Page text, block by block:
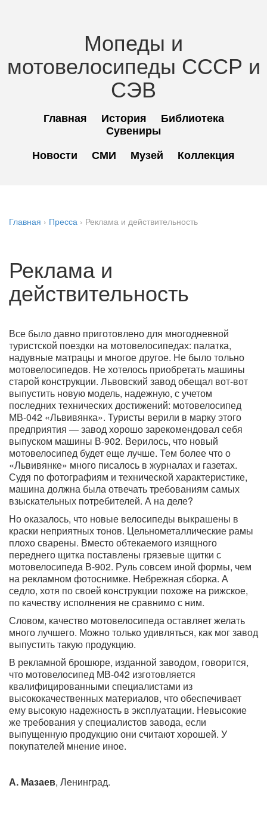
Мопеды и
мотовелосипеды СССР и
СЭВ
Главная История
Библиотека
Сувениры
Новости
СМИ Музей Коллекция
Главная › Пресса › Реклама и действительность
Реклама и
действительность
Все было давно приготовлено для многодневной
туристской поездки на мотовелосипедах: палатка,
надувные матрацы и многое другое. Не было тольно
мотовелосипедов. Не хотелось приобретать машины
старой конструкции. Львовский завод обещал вот-вот
выпустить новую модель, надежную, с учетом
последних технических достижений: мотовелосипед
МВ-042 «Львивянка». Туристы верили в марку этого
предприятия — завод хорошо зарекомендовал себя
выпуском машины В-902. Верилось, что новый
мотовелосипед будет еще лучше. Тем более что о
«Львивянке» много писалось в журналах и газетах.
Судя по фотографиям и технической характеристике,
машина должна была отвечать требованиям самых
взыскательных потребителей. А на деле?
Но оказалось, что новые велосипеды выкрашены в
краски неприятных тонов. Цельнометаллические рамы
плохо сварены. Вместо обтекаемого изящного
переднего щитка поставлены грязевые щитки с
мотовелосипеда В-902. Руль совсем иной формы, чем
на рекламном фотоснимке. Небрежная сборка. А
седло, хотя по своей конструкции похоже на рижское,
по качеству исполнения не сравнимо с ним.
Словом, качество мотовелосипеда оставляет желать
много лучшего. Можно только удивляться, как мог завод
выпустить такую продукцию.
В рекламной брошюре, изданной заводом, говорится,
что мотовелосипед МВ-042 изготовляется
квалифицированными специалистами из
высококачественных материалов, что обеспечивает
ему высокую надежность в эксплуатации. Невысокие
же требования у специалистов завода, если
выпущенную продукцию они считают хорошей. У
покупателей мнение иное.
А. Мазаев, Ленинград.